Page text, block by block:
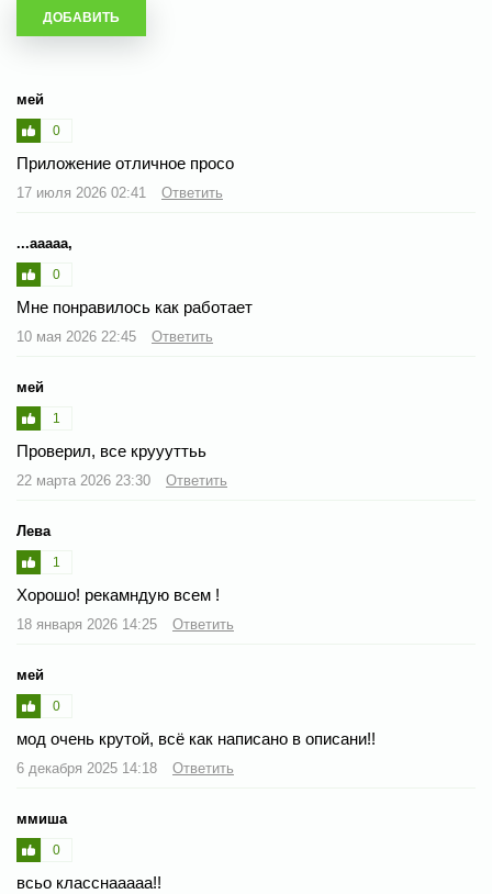
мей
0
Приложение отличное просо
17 июля 2026 02:41 Ответить
...ааааа,
0
Мне понравилось как работает
10 мая 2026 22:45 Ответить
мей
1
Проверил, все круууттьь
22 марта 2026 23:30 Ответить
Лева
1
Хорошо! рекамндую всем !
18 января 2026 14:25 Ответить
мей
0
мод очень крутой, всё как написано в описани!!
6 декабря 2025 14:18 Ответить
ммиша
0
всьо класснааааа!!